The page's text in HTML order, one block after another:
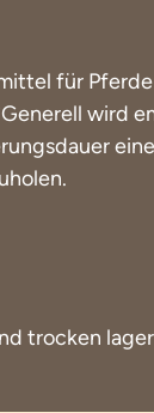
für
wird
trocken